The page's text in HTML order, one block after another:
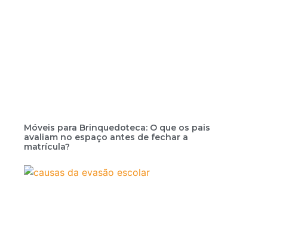
Móveis para Brinquedoteca: O que os pais
avaliam no espaço antes de fechar a
matrícula?